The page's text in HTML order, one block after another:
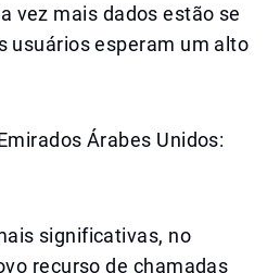
vez mais dados estão se
usuários esperam um alto
Árabes Unidos:
significativas, no
recurso de chamadas